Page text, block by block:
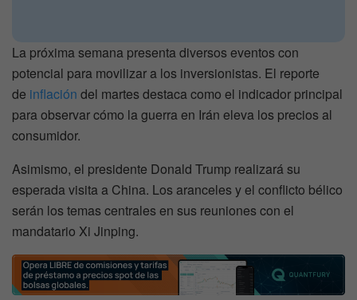
La próxima semana presenta diversos eventos con
potencial para movilizar a los inversionistas. El reporte
de inflación del martes destaca como el indicador principal
para observar cómo la guerra en Irán eleva los precios al
consumidor.
Asimismo, el presidente Donald Trump realizará su
esperada visita a China. Los aranceles y el conflicto bélico
serán los temas centrales en sus reuniones con el
mandatario Xi Jinping.